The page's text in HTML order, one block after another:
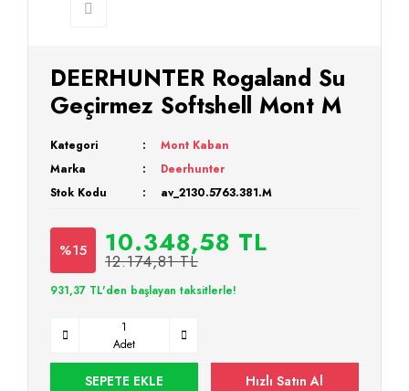
DEERHUNTER Rogaland Su
Geçirmez Softshell Mont M
Kategori
Mont Kaban
Marka
Deerhunter
Stok Kodu
av_2130.5763.381.M
%15 10.348,58 TL
12.174,81 TL
931,37 TL'den başlayan taksitlerle!
Adet
SEPETE EKLE Hızlı Satın Al